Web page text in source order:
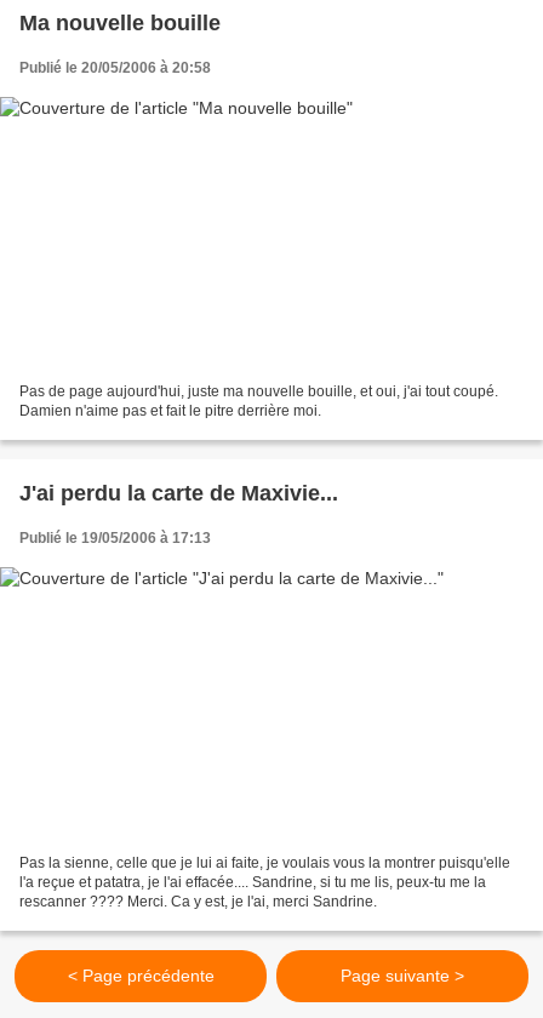
Ma nouvelle bouille
Publié le 20/05/2006 à 20:58
Pas de page aujourd'hui, juste ma nouvelle bouille, et oui, j'ai tout coupé.
Damien n'aime pas et fait le pitre derrière moi.
J'ai perdu la carte de Maxivie...
Publié le 19/05/2006 à 17:13
Pas la sienne, celle que je lui ai faite, je voulais vous la montrer puisqu'elle
l'a reçue et patatra, je l'ai effacée.... Sandrine, si tu me lis, peux-tu me la
rescanner ???? Merci. Ca y est, je l'ai, merci Sandrine.
< Page précédente Page suivante >